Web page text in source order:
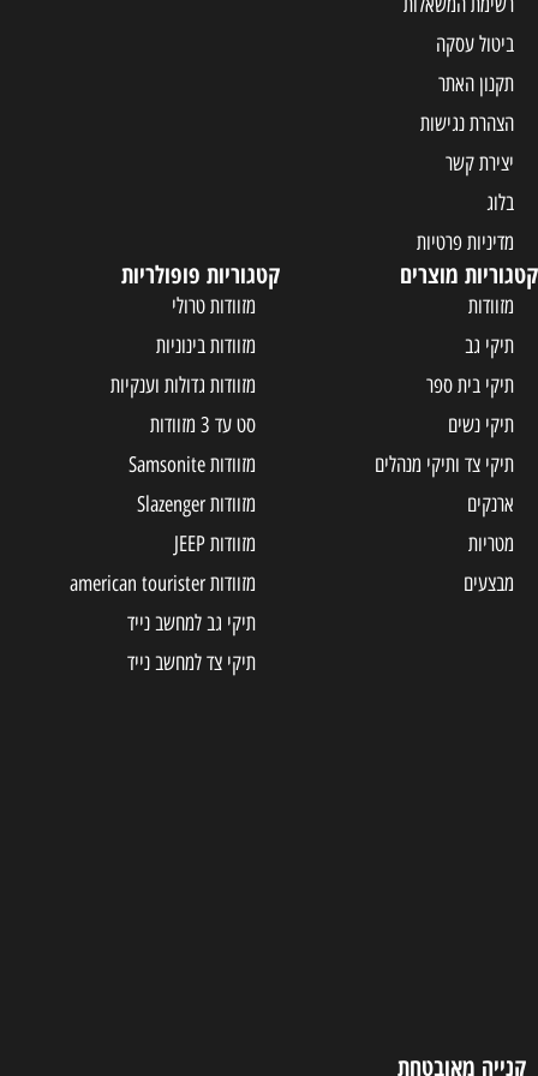
ביטול עסקה
תקנון האתר
הצהרת נגישות
יצירת קשר
בלוג
מדיניות פרטיות
קטגוריות מוצרים
מזוודות
תיקי גב
תיקי בית ספר
תיקי נשים
תיקי צד ותיקי מנהלים
ארנקים
מטריות
מבצעים
קטגוריות פופולריות
מזוודות טרולי
מזוודות בינוניות
מזוודות גדולות וענקיות
סט עד 3 מזוודות
מזוודות Samsonite
מזוודות Slazenger
מזוודות JEEP
מזוודות american tourister
תיקי גב למחשב נייד
תיקי צד למחשב נייד
קנייה מאובטחת